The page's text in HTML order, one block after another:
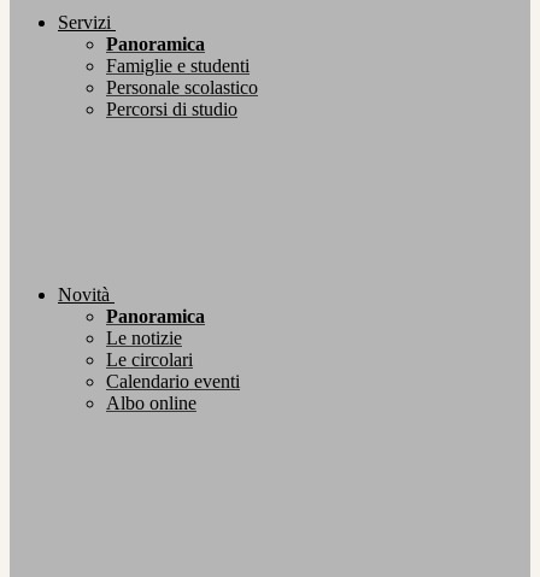
Servizi
Panoramica
Famiglie e studenti
Personale scolastico
Percorsi di studio
Novità
Panoramica
Le notizie
Le circolari
Calendario eventi
Albo online